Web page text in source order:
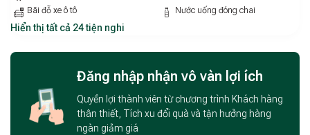
Độc đáo:Homestay còn cung cấp dịch vụdecor sinh
nhật, cầu hôn, tỏ tình
An toàn và thuận tiện:Bạn có thể tự docheck-in bằng
mã khóa
Bãi đỗ xe ô tô
Nước uống đóng chai
Hiển thị tất cả 24 tiện nghi
Đăng nhập nhận vô vàn lợi ích
Quyền lợi thành viên từ chương trình Khách hàng
thân thiết, Tích xu đổi quà và tận hưởng hàng
ngàn giảm giá